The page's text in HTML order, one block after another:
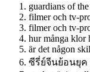
guardians of
filmer och tv-
filmer och tv-
hur många klor
är det någon
ซีรี่ย์จีนย้อนยุค